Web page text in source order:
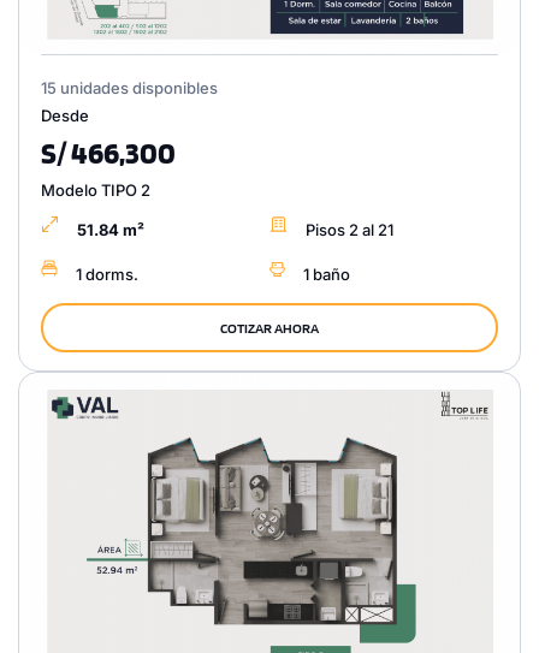
15 unidades disponibles
Desde
S/ 466,300
Modelo TIPO 2
51.84 m² Pisos 2 al 21
1 dorms. 1 baño
COTIZAR AHORA